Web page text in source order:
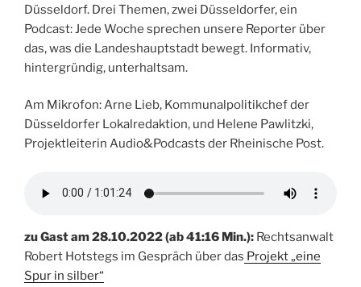
Düsseldorf. Drei Themen, zwei Düsseldorfer, ein
Podcast: Jede Woche sprechen unsere Reporter über
das, was die Landeshauptstadt bewegt. Informativ,
hintergründig, unterhaltsam.
Am Mikrofon: Arne Lieb, Kommunalpolitikchef der
Düsseldorfer Lokalredaktion, und Helene Pawlitzki,
Projektleiterin Audio&Podcasts der Rheinische Post.
zu Gast am 28.10.2022 (ab 41:16 Min.): Rechtsanwalt
Robert Hotstegs im Gespräch über das Projekt „eine
Spur in silber“